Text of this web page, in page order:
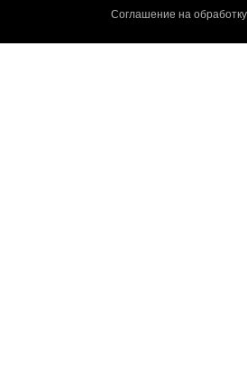
Соглашение на